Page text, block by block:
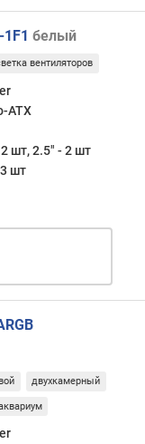
Tower
белый
вентиляторов
ATX
шт, 2.5" - 2 шт
шт
двухкамерный